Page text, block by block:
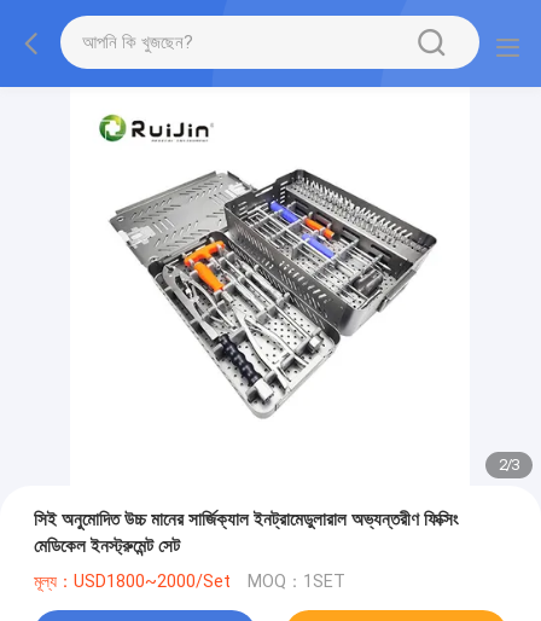
2/3
সিই অনুমোদিত উচ্চ মানের সার্জিক্যাল ইনট্রামেডুলারাল অভ্যন্তরীণ ফিক্সিং
মেডিকেল ইনস্ট্রুমেন্ট সেট
মূল্য：USD1800~2000/Set MOQ：1SET